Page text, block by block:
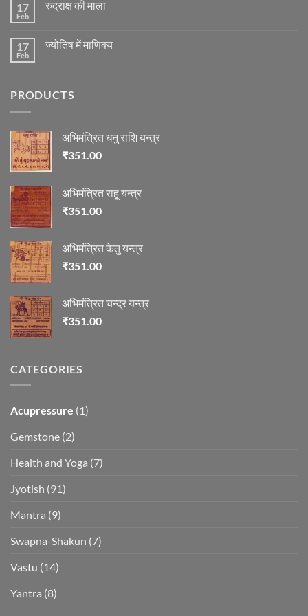
के
अनुसार
विचार
रोग
ज्योतिष
17
Feb
रुद्राक्ष की माला
रुद्राक्ष
17
Feb
ज्योतिष में माणिक्य
में
PRODUCTS
अभिमंत्रित धनु राशि यन्त्र
₹351.00
अभिमंत्रित राहू यन्त्र
₹351.00
अभिमंत्रित केतु यन्त्र
₹351.00
अभिमंत्रित चन्द्र यन्त्र
₹351.00
CATEGORIES
Acupressure (1)
Gemstone (2)
Health and Yoga (7)
Jyotish (91)
Mantra (9)
Swapna-Shakun (7)
Vastu (14)
Yantra (8)